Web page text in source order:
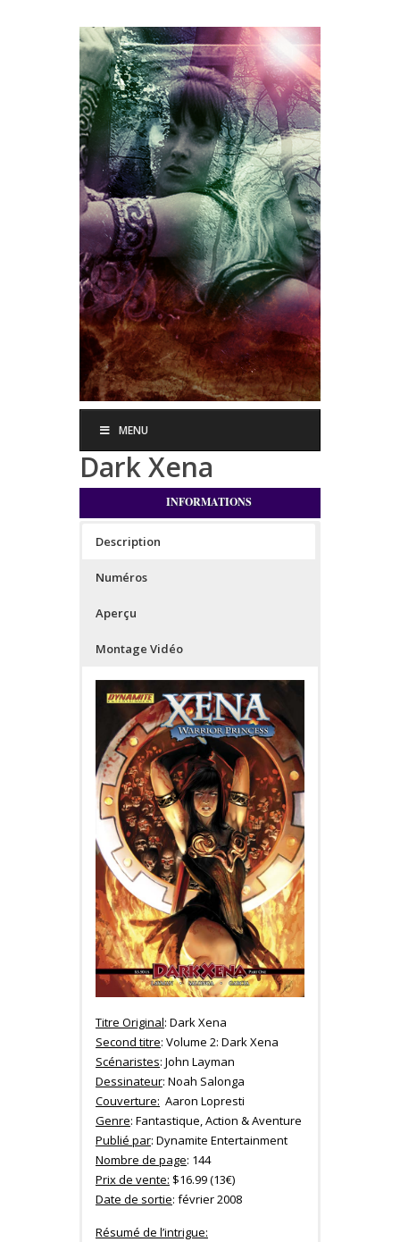
MENU
Dark Xena
INFORMATIONS
Description
Numéros
Aperçu
Montage Vidéo
Titre Original: Dark Xena
Second titre: Volume 2: Dark Xena
Scénaristes: John Layman
Dessinateur: Noah Salonga
Couverture: Aaron Lopresti
Genre: Fantastique, Action & Aventure
Publié par: Dynamite Entertainment
Nombre de page: 144
Prix de vente: $16.99 (13€)
Date de sortie: février 2008
Résumé de l’intrigue: